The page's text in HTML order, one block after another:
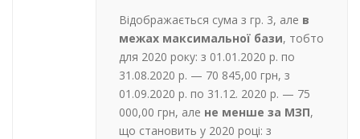
Відображається сума з гр. 3, але в
межах максимальної бази, тобто
для 2020 року: з 01.01.2020 р. по
31.08.2020 р. — 70 845,00 грн, з
01.09.2020 р. по 31.12. 2020 р. — 75
000,00 грн, але не менше за МЗП,
що становить у 2020 році: з